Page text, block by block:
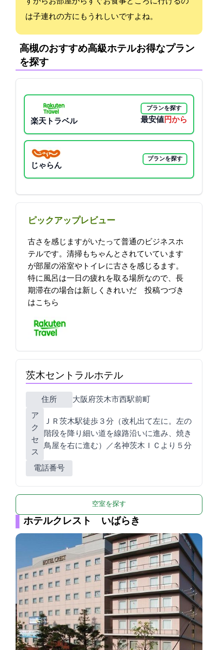
は子連れの方にもうれしいですよね。
高槻のおすすめ高級ホテル:お得なプラン
を探す
楽天トラベル
プランを探す
最安値4400円から
じゃらん
プランを探す
ピックアップレビュー
古さを感じますがいたって普通のビジネスホ
テルです。清掃もちゃんとされていています
が部屋の浴室やトイレに古さを感じるます。
特に風呂は一日の疲れを取る場所なので、長
期滞在の場合は新しくきれいだ… 2021-10-27 19:49:30投稿つづき
はこちら
茨木セントラルホテル
住所
大阪府茨木市西駅前町14-8
ア
ク
セ
ス
ＪＲ茨木駅徒歩３分（改札出て左に。左の
階段を降り細い道を線路沿いに進み、焼き
鳥屋を右に80m進む）／名神茨木ＩＣより５分
電話番号
空室を探す
ホテルクレスト いばらき